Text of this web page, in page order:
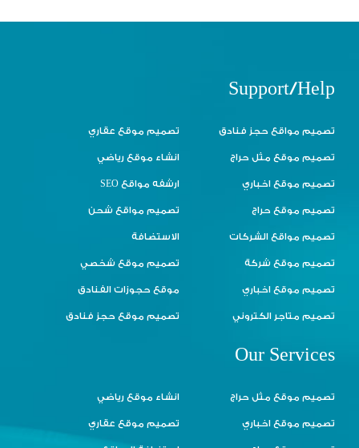
Support/Help
تصميم مواقع حجز فنادق تصميم موقع عقاري
تصميم موقع مثل حراج انشاء موقع رياضي
تصميم موقع اخباري ارشفه مواقع SEO
تصميم موقع حراج تصميم مواقع شحن
تصميم مواقع الشركات الاستضافة
تصميم موقع شركة تصميم موقع شخصي
تصميم موقع اخباري موقع حجوزات الفنادق
تصميم متاجر الكتروني تصميم موقع حجز فنادق
Our Services
تصميم موقع مثل حراج انشاء موقع رياضي
تصميم موقع اخباري تصميم موقع عقاري